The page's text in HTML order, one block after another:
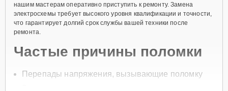
нашим мастерам оперативно приступить к ремонту. Замена
электросхемы требует высокого уровня квалификации и точности,
что гарантирует долгий срок службы вашей техники после
ремонта.
Частые причины поломки
Перепады напряжения, вызывающие поломку